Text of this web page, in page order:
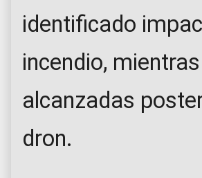
identificado
incendio,
alcanzadas
dron.